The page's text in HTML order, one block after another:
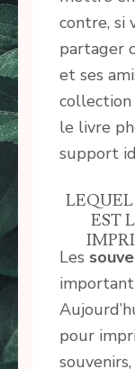
contre, si
partager
et ses
le livre
support
LEQUEL
EST
Les
pour